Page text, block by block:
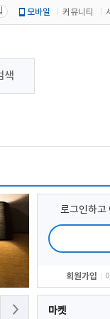
모바일 커뮤니티
색
로그인하고
회원가입
마켓